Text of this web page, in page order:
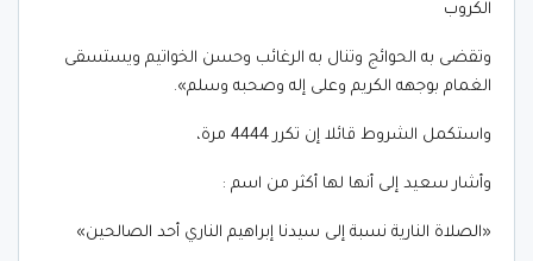
الكروب
وتقضى به الحوائج وتنال به الرغائب وحسن الخواتيم ويستسقى
الغمام بوجهه الكريم وعلى إله وصحبه وسلم».
واستكمل الشروط قائلا إن تكرر 4444 مرة،
وأشار سعيد إلى أنها لها أكثر من اسم :
«الصلاة النارية نسبة إلى سيدنا إبراهيم الناري أحد الصالحين»